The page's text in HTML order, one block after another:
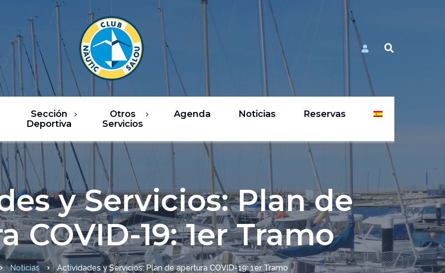
Sección
Deportiva
de Vela
Deportiva
Fitness
COVID-19
Otros
Servicios
Restaurantes
Ocio / Comercio
Chárter y actividades
náuticas
Servicios náuticos
Agenda Noticias Reservas
y Servicios: Plan de
COVID-19: 1er Tramo
Noticias Actividades y Servicios: Plan de apertura COVID-19: 1er Tramo